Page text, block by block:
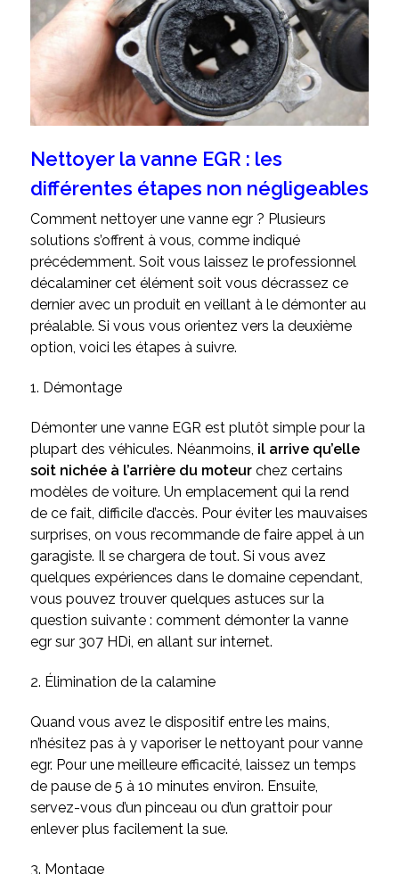
Nettoyer la vanne EGR : les
différentes étapes non négligeables
Comment nettoyer une vanne egr ? Plusieurs
solutions s’offrent à vous, comme indiqué
précédemment. Soit vous laissez le professionnel
décalaminer cet élément soit vous décrassez ce
dernier avec un produit en veillant à le démonter au
préalable. Si vous vous orientez vers la deuxième
option, voici les étapes à suivre.
1. Démontage
Démonter une vanne EGR est plutôt simple pour la
plupart des véhicules. Néanmoins, il arrive qu’elle
soit nichée à l’arrière du moteur chez certains
modèles de voiture. Un emplacement qui la rend
de ce fait, difficile d’accès. Pour éviter les mauvaises
surprises, on vous recommande de faire appel à un
garagiste. Il se chargera de tout. Si vous avez
quelques expériences dans le domaine cependant,
vous pouvez trouver quelques astuces sur la
question suivante : comment démonter la vanne
egr sur 307 HDi, en allant sur internet.
2. Élimination de la calamine
Quand vous avez le dispositif entre les mains,
n’hésitez pas à y vaporiser le nettoyant pour vanne
egr. Pour une meilleure efficacité, laissez un temps
de pause de 5 à 10 minutes environ. Ensuite,
servez-vous d’un pinceau ou d’un grattoir pour
enlever plus facilement la sue.
3. Montage